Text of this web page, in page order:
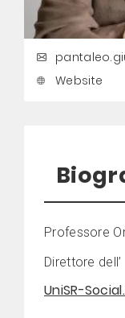
Website
Professore
Direttore dell’
UniSR-